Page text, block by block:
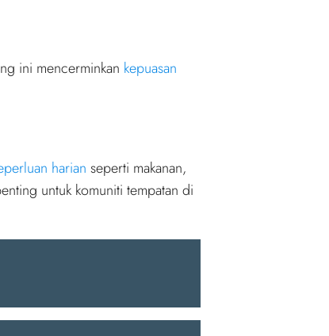
ini mencerminkan kepuasan
harian seperti makanan,
untuk komuniti tempatan di